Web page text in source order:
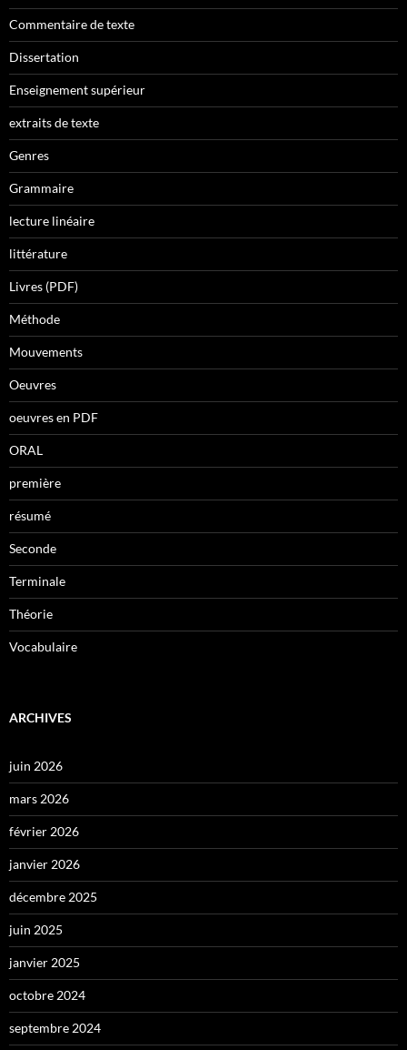
Commentaire de texte
Dissertation
Enseignement supérieur
extraits de texte
Genres
Grammaire
lecture linéaire
littérature
Livres (PDF)
Méthode
Mouvements
Oeuvres
oeuvres en PDF
ORAL
première
résumé
Seconde
Terminale
Théorie
Vocabulaire
ARCHIVES
juin 2026
mars 2026
février 2026
janvier 2026
décembre 2025
juin 2025
janvier 2025
octobre 2024
septembre 2024